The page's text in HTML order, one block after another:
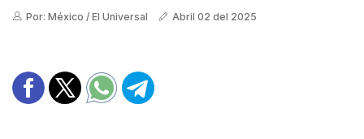
Por: México / El Universal Abril 02 del 2025